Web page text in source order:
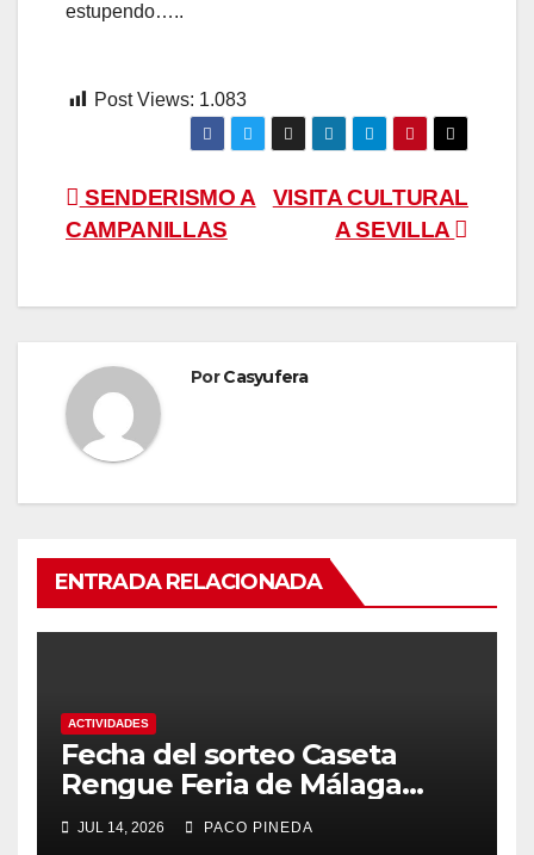
estupendo…..
Post Views: 1.083
Navegación
de
entradas
VISITA CULTURAL
A SEVILLA
SENDERISMO A
CAMPANILLAS
PorCasyufera
ENTRADA RELACIONADA
ACTIVIDADES
Fecha del sorteo Caseta
Rengue Feria de Málaga
2026
JUL 14, 2026 PACO PINEDA